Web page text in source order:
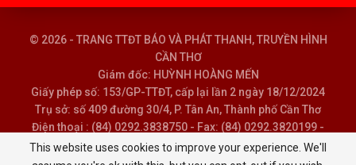
© 2026 - TRANG TTĐT BÁO VÀ PHÁT THANH, TRUYỀN HÌNH
CẦN THƠ
Giám đốc: HUỲNH HOÀNG MẾN
Giấy phép số: 153/GP-TTĐT, cấp lại lần 2 ngày 18/12/2024
Trụ sở: số 409 đường 30/4, P. Tân An, Thành phố Cần Thơ
Điện thoại : (84) 0292.3838750 - Fax: (84) 0292.3820199 -
Email : baoptth@cantho.gov.vn
This website uses cookies to improve your experience. We'll